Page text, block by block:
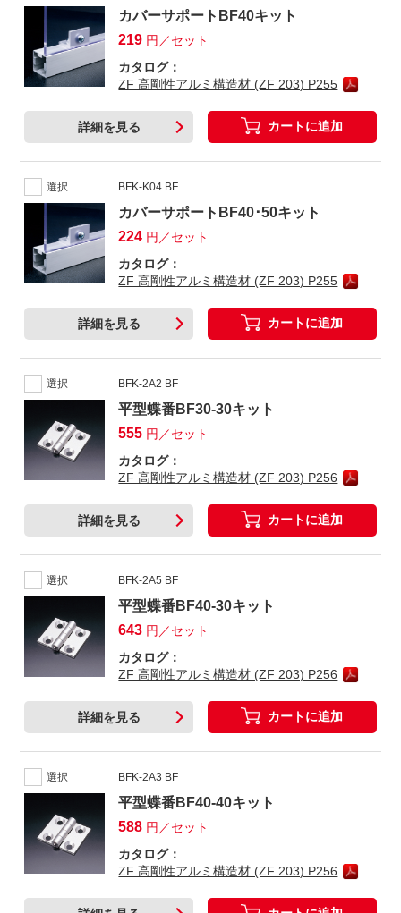
カバーサポートBF40キット
219 円／セット
カタログ：
ZF 高剛性アルミ構造材 (ZF 203) P255
詳細を見る カートに追加
選択 BFK-K04 BF
カバーサポートBF40･50キット
224 円／セット
カタログ：
ZF 高剛性アルミ構造材 (ZF 203) P255
詳細を見る カートに追加
選択 BFK-2A2 BF
平型蝶番BF30-30キット
555 円／セット
カタログ：
ZF 高剛性アルミ構造材 (ZF 203) P256
詳細を見る カートに追加
選択 BFK-2A5 BF
平型蝶番BF40-30キット
643 円／セット
カタログ：
ZF 高剛性アルミ構造材 (ZF 203) P256
詳細を見る カートに追加
選択 BFK-2A3 BF
平型蝶番BF40-40キット
588 円／セット
カタログ：
ZF 高剛性アルミ構造材 (ZF 203) P256